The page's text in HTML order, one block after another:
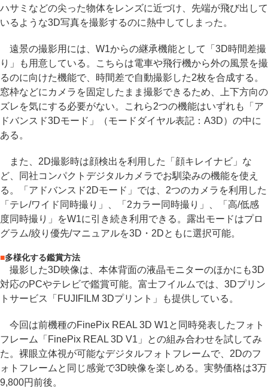
ハサミなどの尖った物体をレンズに近づけ、先端が飛び出して
いるような3D写真を撮影するのに熱中してしまった。
遠景の撮影用には、W1からの継承機能として「3D時間差撮
り」も用意している。こちらは電車や飛行機から外の風景を撮
るのに向けた機能で、時間差で自動撮影した2枚を合成する。
窓枠などにカメラを固定したまま撮影できるため、上下方向の
ズレを気にする必要がない。これら2つの機能はいずれも「ア
ドバンスド3Dモード」（モードダイヤル表記：A3D）の中に
ある。
また、2D撮影時は顔検出を利用した「顔キレイナビ」な
ど、同社コンパクトデジタルカメラでお馴染みの機能を使え
る。「アドバンスド2Dモード」では、2つのカメラを利用した
「テレ/ワイド同時撮り」、「2カラー同時撮り」、「高/低感
度同時撮り」をW1に引き続き利用できる。露出モードはプロ
グラム/絞り優先/マニュアルを3D・2Dともに選択可能。
■多様化する鑑賞方法
撮影した3D映像は、本体背面の液晶モニターのほかにも3D
対応のPCやテレビで鑑賞可能。富士フイルムでは、3Dプリン
トサービス「FUJIFILM 3Dプリント」も提供している。
今回は前機種のFinePix REAL 3D W1と同時発表したフォト
フレーム「FinePix REAL 3D V1」との組み合わせを試してみ
た。裸眼立体視が可能なデジタルフォトフレームで、2Dのフ
ォトフレームと同じ感覚で3D映像を楽しめる。実勢価格は3万
9,800円前後。